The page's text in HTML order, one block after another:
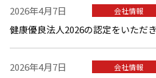
2026年4月7日 会社情報
健康優良法人2026の認定をいただ
2026年4月7日 会社情報